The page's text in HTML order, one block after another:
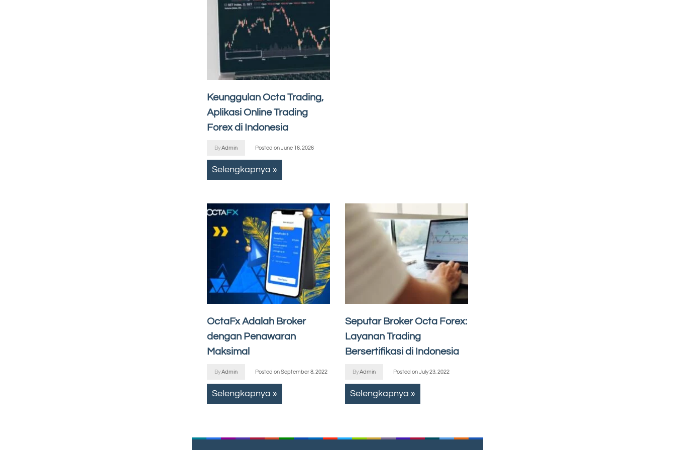
Keunggulan Octa Trading,
Aplikasi Online Trading
Forex di Indonesia
ByAdmin Posted onJune 16, 2026
Selengkapnya »
OctaFx Adalah Broker
dengan Penawaran
Maksimal
ByAdmin Posted onSeptember 8, 2022
Selengkapnya »
Seputar Broker Octa Forex:
Layanan Trading
Bersertifikasi di Indonesia
ByAdmin Posted onJuly 23, 2022
Selengkapnya »